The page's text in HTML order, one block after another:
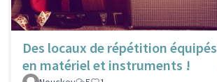
Des locaux de répétition équipés
en matériel et instruments !